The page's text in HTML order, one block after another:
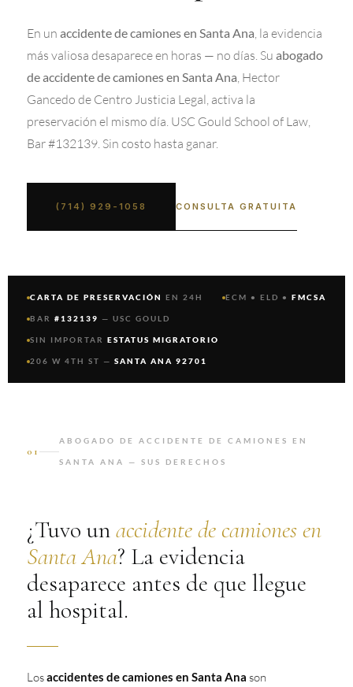
En un accidente de camiones en Santa Ana, la evidencia
más valiosa desaparece en horas — no días. Su abogado
de accidente de camiones en Santa Ana, Hector
Gancedo de Centro Justicia Legal, activa la
preservación el mismo día. USC Gould School of Law,
Bar #132139. Sin costo hasta ganar.
(714) 929-1058 CONSULTA GRATUITA
CARTA DE PRESERVACIÓN EN 24H ECM • ELD • FMCSA
BAR #132139 — USC GOULD
SIN IMPORTAR ESTATUS MIGRATORIO
206 W 4TH ST — SANTA ANA 92701
01
ABOGADO DE ACCIDENTE DE CAMIONES EN
SANTA ANA — SUS DERECHOS
¿Tuvo unaccidente de camiones en
Santa Ana? La evidencia
desaparece antes de que llegue
al hospital.
Losaccidentes de camiones en Santa Ana son